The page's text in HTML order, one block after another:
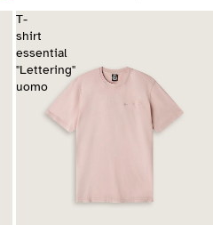
T-
shirt
essential
"Lettering"
uomo